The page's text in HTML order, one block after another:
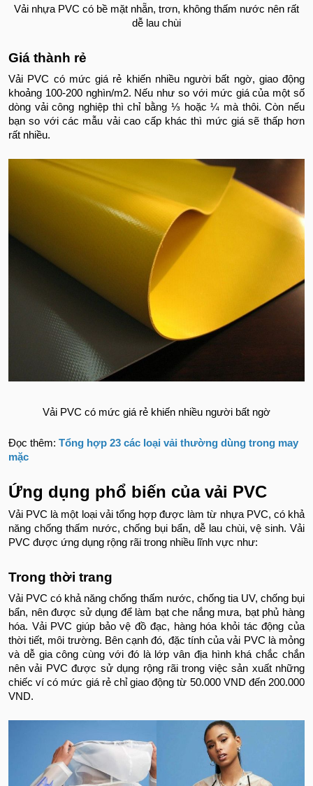
Vải nhựa PVC có bề mặt nhẵn, trơn, không thấm nước nên rất
dễ lau chùi
Giá thành rẻ
Vải PVC có mức giá rẻ khiến nhiều người bất ngờ, giao động
khoảng 100-200 nghìn/m2. Nếu như so với mức giá của một số
dòng vải công nghiệp thì chỉ bằng ⅓ hoặc ¼ mà thôi. Còn nếu
bạn so với các mẫu vải cao cấp khác thì mức giá sẽ thấp hơn
rất nhiều.
Vải PVC có mức giá rẻ khiến nhiều người bất ngờ
Đọc thêm: Tổng hợp 23 các loại vải thường dùng trong may
mặc
Ứng dụng phổ biến của vải PVC
Vải PVC là một loại vải tổng hợp được làm từ nhựa PVC, có khả
năng chống thấm nước, chống bụi bẩn, dễ lau chùi, vệ sinh. Vải
PVC được ứng dụng rộng rãi trong nhiều lĩnh vực như:
Trong thời trang
Vải PVC có khả năng chống thấm nước, chống tia UV, chống bụi
bẩn, nên được sử dụng để làm bạt che nắng mưa, bạt phủ hàng
hóa. Vải PVC giúp bảo vệ đồ đạc, hàng hóa khỏi tác động của
thời tiết, môi trường. Bên cạnh đó, đặc tính của vải PVC là mỏng
và dễ gia công cùng với đó là lớp vân địa hình khá chắc chắn
nên vải PVC được sử dụng rộng rãi trong việc sản xuất những
chiếc ví có mức giá rẻ chỉ giao động từ 50.000 VND đến 200.000
VND.